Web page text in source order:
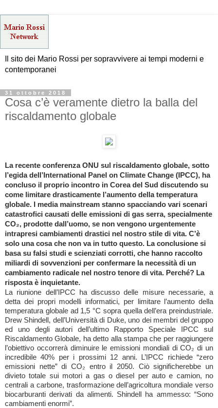
Il sito dei Mario Rossi per sopravvivere ai tempi moderni e
contemporanei
31 ottobre 2018
Cosa c’è veramente dietro la balla del
riscaldamento globale
La recente conferenza ONU sul riscaldamento globale, sotto
l’egida dell’International Panel on Climate Change (IPCC), ha
concluso il proprio incontro in Corea del Sud discutendo su
come limitare drasticamente l’aumento della temperatura
globale. I media mainstream stanno spacciando vari scenari
catastrofici causati delle emissioni di gas serra, specialmente
CO₂, prodotte dall’uomo, se non vengono urgentemente
intrapresi cambiamenti drastici nel nostro stile di vita. C’è
solo una cosa che non va in tutto questo. La conclusione si
basa su falsi studi e scienziati corrotti, che hanno raccolto
miliardi di sovvenzioni per confermare la necessità di un
cambiamento radicale nel nostro tenore di vita. Perché? La
risposta è inquietante.
La riunione dell’IPCC ha discusso delle misure necessarie, a
detta dei propri modelli informatici, per limitare l’aumento della
temperatura globale ad 1,5 °C sopra quella dell’era preindustriale.
Drew Shindell, dell’Università di Duke, uno dei membri del gruppo
ed uno degli autori dell’ultimo Rapporto Speciale IPCC sul
Riscaldamento Globale, ha detto alla stampa che per raggiungere
l’obiettivo occorrerà diminuire le emissioni mondiali di CO₂ di un
incredibile 40% per i prossimi 12 anni. L’IPCC richiede “zero
emissioni nette” di CO₂ entro il 2050. Ciò significherebbe un
divieto totale sui motori a gas o diesel per auto e camion, no
centrali a carbone, trasformazione dell’agricoltura mondiale verso
biocarburanti derivati da alimenti. Shindell ha ammesso: “Sono
cambiamenti enormi”.